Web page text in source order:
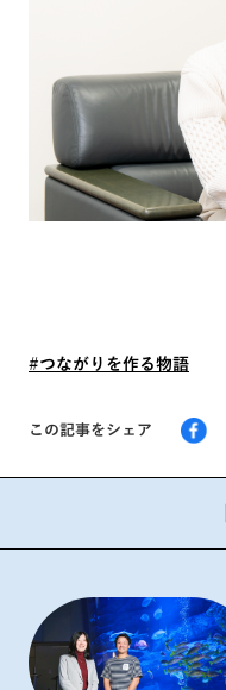
#つながりを作る物語
この記事をシェア